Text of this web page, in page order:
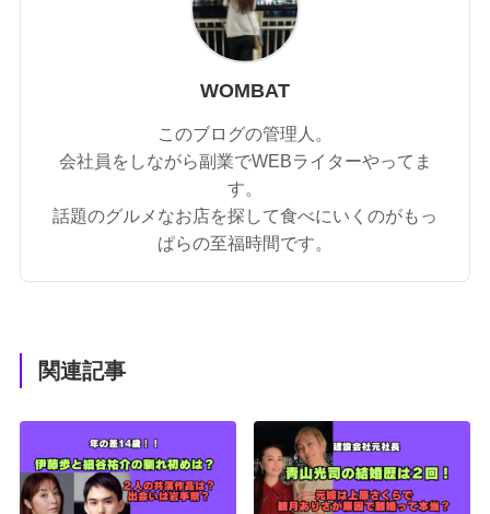
WOMBAT
このブログの管理人。
会社員をしながら副業でWEBライターやってま
す。
話題のグルメなお店を探して食べにいくのがもっ
ぱらの至福時間です。
関連記事